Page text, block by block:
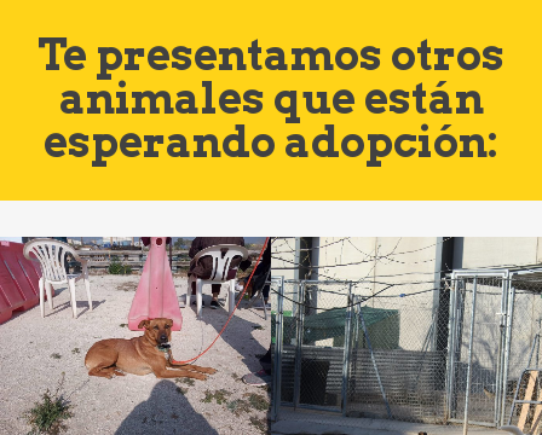
Te presentamos otros
animales que están
esperando adopción: